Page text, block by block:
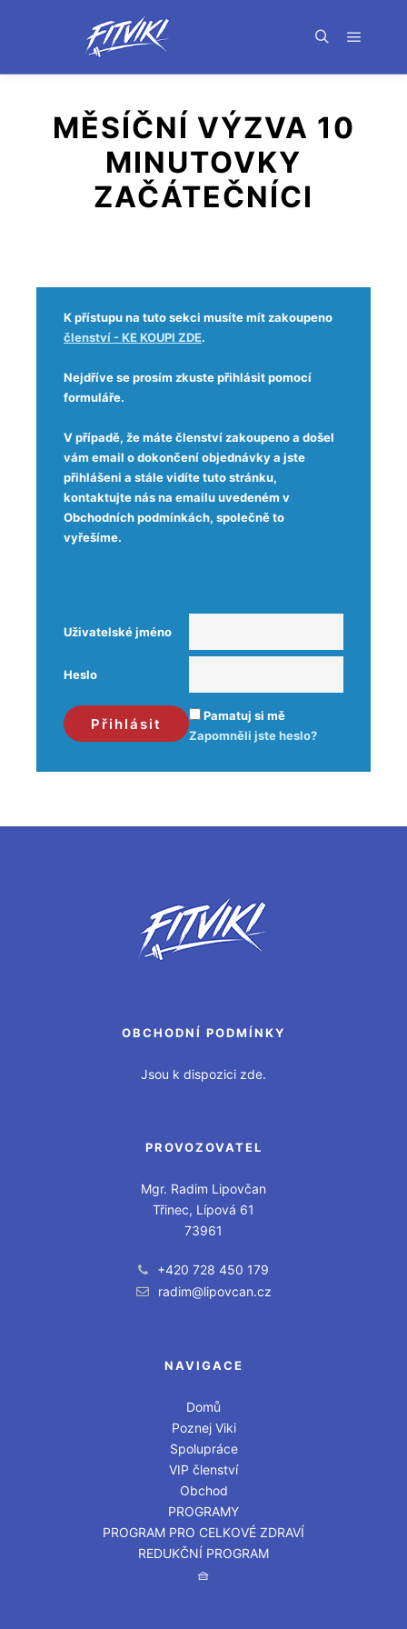
MĚSÍČNÍ VÝZVA 10
MINUTOVKY
ZAČÁTEČNÍCI
K přístupu na tuto sekci musíte mít zakoupeno
členství - KE KOUPI ZDE.
Nejdříve se prosím zkuste přihlásit pomocí
formuláře.
V případě, že máte členství zakoupeno a došel
vám email o dokončení objednávky a jste
přihlášeni a stále vidíte tuto stránku,
kontaktujte nás na emailu uvedeném v
Obchodních podmínkách, společně to
vyřešíme.
Uživatelské jméno
Heslo
Pamatuj si mě
Zapomněli jste heslo?
OBCHODNÍ PODMÍNKY
Jsou k dispozici zde.
PROVOZOVATEL
Mgr. Radim Lipovčan
Třinec, Lípová 61
73961
+420 728 450 179
radim@lipovcan.cz
NAVIGACE
Domů
Poznej Viki
Spolupráce
VIP členství
Obchod
PROGRAMY
PROGRAM PRO CELKOVÉ ZDRAVÍ
REDUKČNÍ PROGRAM
🧺